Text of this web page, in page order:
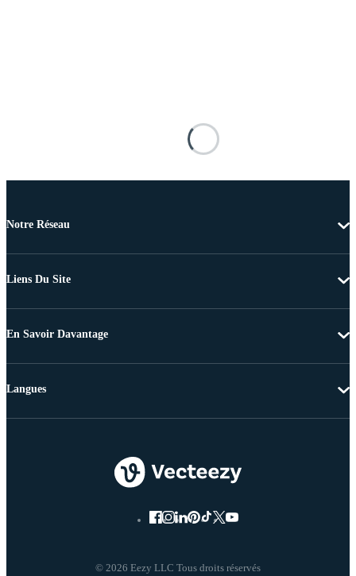
Notre Réseau
Liens Du Site
En Savoir Davantage
© 2026 Eezy LLC Tous droits réservés
Langues